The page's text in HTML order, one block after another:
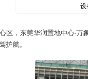
区，东莞华润置地中心·
护航。